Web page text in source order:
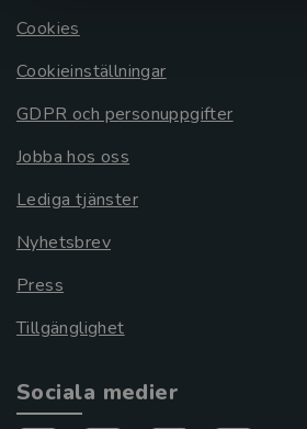
Cookies
Cookieinställningar
GDPR och personuppgifter
Jobba hos oss
Lediga tjänster
Nyhetsbrev
Press
Tillgänglighet
Sociala medier